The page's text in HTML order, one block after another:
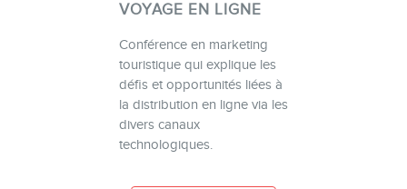
VOYAGE EN LIGNE
Conférence en marketing
touristique qui explique les
défis et opportunités liées à
la distribution en ligne via les
divers canaux
technologiques.